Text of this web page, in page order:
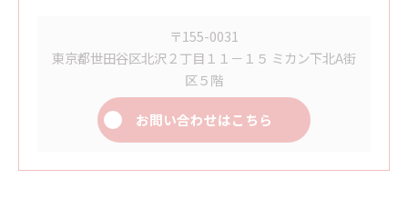
〒155-0031
東京都世田谷区北沢２丁目１１－１５ ミカン下北A街
区５階
お問い合わせはこちら